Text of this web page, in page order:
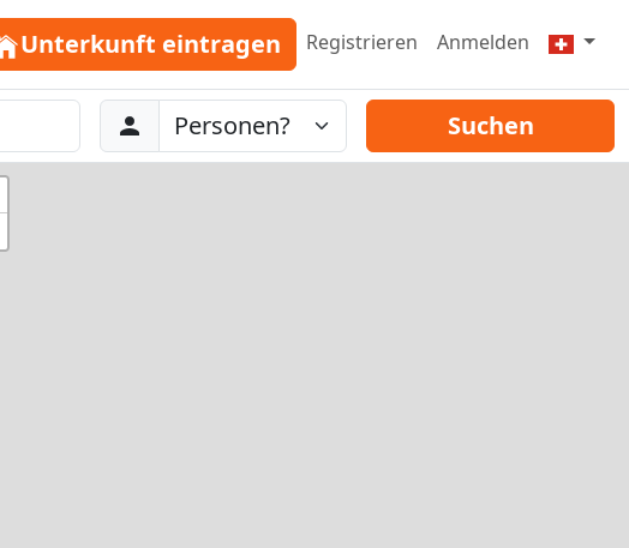
Unterkunft eintragen Registrieren Anmelden
Abreise
Personen Suchen